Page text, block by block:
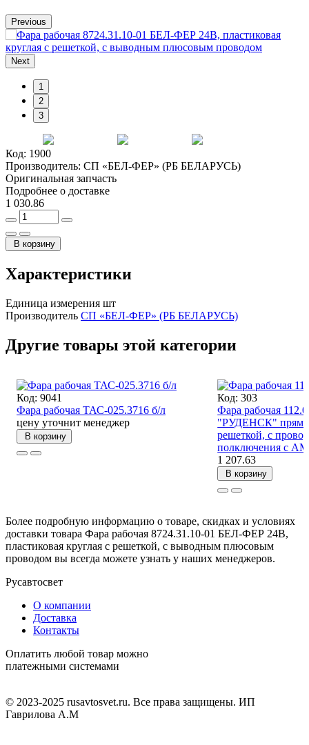
Previous
Next
1
2
3
Код: 1900
Производитель: СП «БЕЛ-ФЕР» (РБ БЕЛАРУСЬ)
Оригинальная запчасть
Подробнее о доставке
1 030.86
В корзину
Характеристики
Единица измерения шт
Производитель СП «БЕЛ-ФЕР» (РБ БЕЛАРУСЬ)
Другие товары этой категории
Код: 9041
Фара рабочая ТАС-025.3716 б/л
цену уточнит менеджер
В корзину
Код: 303
Фара рабочая
"РУДЕНСК"
решеткой, с
полключения с
1 207.63
В корзину
Более подробную информацию о товаре, скидках и условиях
доставки товара Фара рабочая 8724.31.10-01 БЕЛ-ФЕР 24В,
пластиковая круглая с решеткой, с выводным плюсовым
проводом вы всегда можете узнать у наших менеджеров.
Русавтосвет
О компании
Доставка
Контакты
Оплатить любой товар можно
платежными системами
© 2023-2025 rusavtosvet.ru. Все права защищены. ИП
Гаврилова А.М